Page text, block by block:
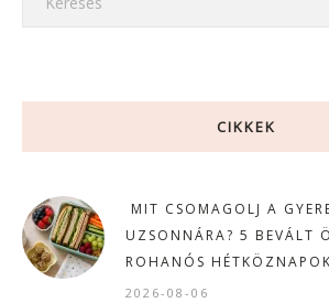
CIKKEK
MIT CSOMAGOLJ A
UZSONNÁRA? 5 BEVÁLT
ROHANÓS
2026-08-06